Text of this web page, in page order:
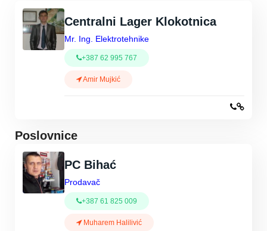
Centralni Lager Klokotnica
Mr. Ing. Elektrotehnike
+387 62 995 767
Amir Mujkić
Poslovnice
PC Bihać
Prodavač
+387 61 825 009
Muharem Halilivić